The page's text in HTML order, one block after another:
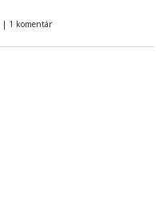
| 1 komentár